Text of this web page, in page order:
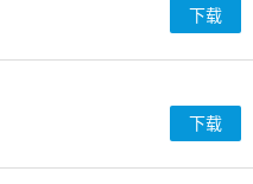
下载
下载